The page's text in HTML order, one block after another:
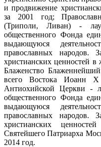
и продвижение
за 2001 год;
(Триполи, Ливан) -
общественного Фонда
выдающуюся
православных народов.
христианских ценностей
Блаженство
всего Востока Иоанн
Антиохийской Церкви -
общественного Фонда
выдающуюся
православных народов.
христианских
Святейшего Патриарха
2014 год.